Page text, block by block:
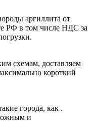
аргиллита от
РФ в том числе НДС за
схемам, доставляем
короткий
города, как .
и